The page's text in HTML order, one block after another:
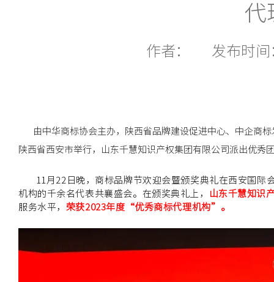
作者： 发布时
由中华商标协会主办，陕西省品牌建设促进中心、中企商标
陕西省西安市举行，山东千慧知识产权集团有限公司派出优秀
11月22日晚，商标品牌节欢迎会暨颁奖典礼在西安国际
机构的千余名代表共襄盛会。在颁奖典礼上，
山东千慧知识
服务水平， 荣获2023年度“优秀商标代理机构”。